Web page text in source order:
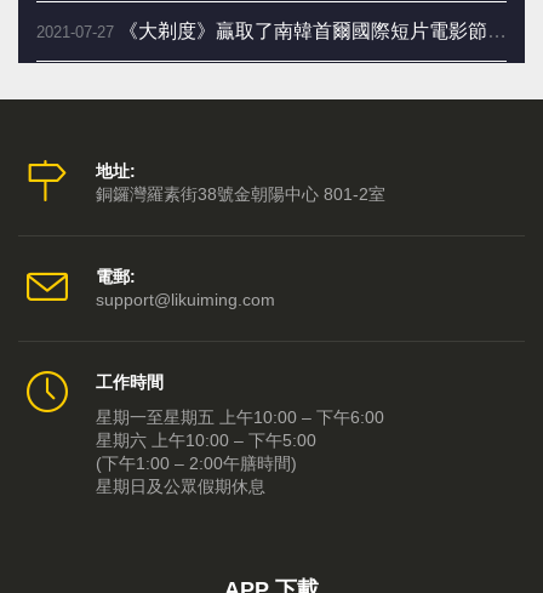
2021-07-27 《大剃度》贏取了南韓首爾國際短片電影節最佳宗教信仰電影
抗疫粵劇《大紅燈籠蘇東坡》，新光八月暑假檔矚目呈獻
2021-05-12 新光七月不一樣，近代史粤劇好戲連埸
2020-12-19 李居明吉祥物（深圳專賣店）隆重開幕！
2020-12-15 《共和三夢》重新售票
地址:
銅鑼灣羅素街38號金朝陽中心 801-2室
電郵:
support@likuiming.com
工作時間
星期一至星期五 上午10:00 – 下午6:00
星期六 上午10:00 – 下午5:00
(下午1:00 – 2:00午膳時間)
星期日及公眾假期休息